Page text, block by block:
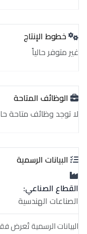
خطوط الإنتاج
غير متوفر حالياً
الوظائف المتاحة
لا توجد وظائف متاحة
البيانات الرسمية
القطاع الصناعي:
الصناعات الهندسية
البيانات الرسمية تُعرض